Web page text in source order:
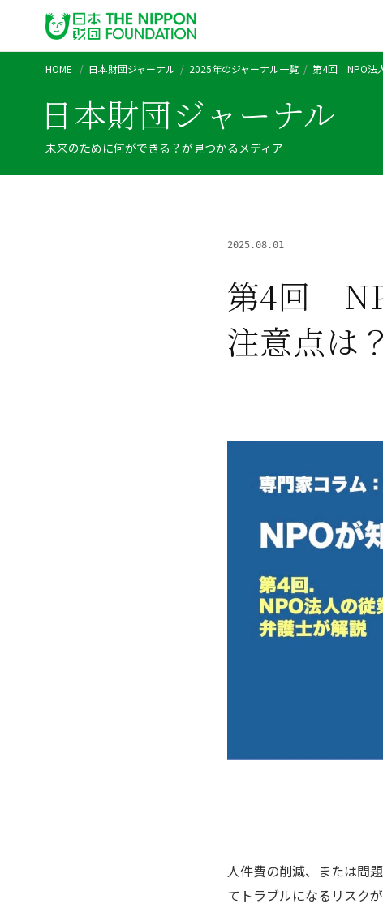
HOME 日本財団ジャーナル 2025年のジャーナル一覧 第4回 NPO法
日本財団ジャーナル
未来のために何ができる？が見つかるメディア
2025.08.01
第4回
注意点は
人件費の削減、または問
てトラブルになるリスクが